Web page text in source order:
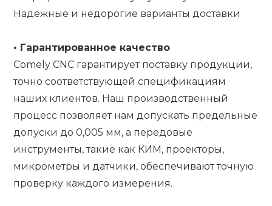
Надежные и недорогие варианты доставки
• Гарантированное качество
Comely CNC гарантирует поставку продукции,
точно соответствующей спецификациям
наших клиентов. Наш производственный
процесс позволяет нам допускать предельные
допуски до 0,005 мм, а передовые
инструменты, такие как КИМ, проекторы,
микрометры и датчики, обеспечивают точную
проверку каждого измерения.